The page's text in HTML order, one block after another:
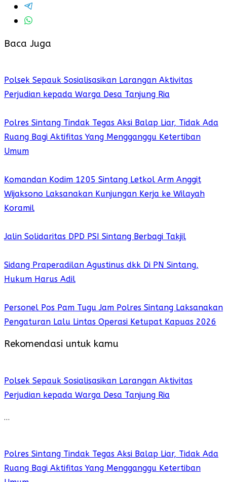
Baca Juga
Polsek Sepauk Sosialisasikan Larangan Aktivitas
Perjudian kepada Warga Desa Tanjung Ria
Polres Sintang Tindak Tegas Aksi Balap Liar, Tidak Ada
Ruang Bagi Aktifitas Yang Mengganggu Ketertiban
Umum
Komandan Kodim 1205 Sintang Letkol Arm Anggit
Wijaksono Laksanakan Kunjungan Kerja ke Wilayah
Koramil
Jalin Solidaritas DPD PSI Sintang Berbagi Takjil
Sidang Praperadilan Agustinus dkk Di PN Sintang,
Hukum Harus Adil
Personel Pos Pam Tugu Jam Polres Sintang Laksanakan
Pengaturan Lalu Lintas Operasi Ketupat Kapuas 2026
Rekomendasi untuk kamu
Polsek Sepauk Sosialisasikan Larangan Aktivitas
Perjudian kepada Warga Desa Tanjung Ria
…
Polres Sintang Tindak Tegas Aksi Balap Liar, Tidak Ada
Ruang Bagi Aktifitas Yang Mengganggu Ketertiban